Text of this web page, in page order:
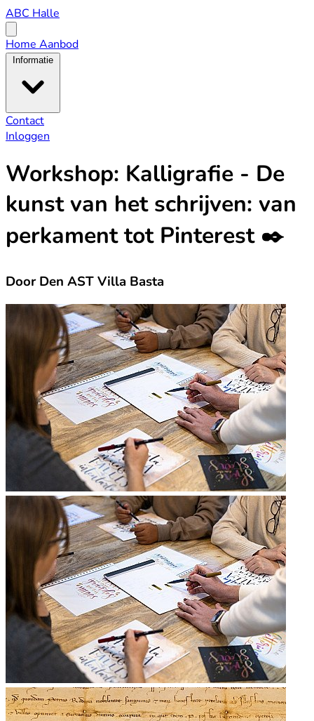
ABC
Halle
ABC Halle
menu
Home Aanbod
Informatie
Contact
Inloggen
Workshop: Kalligrafie - De
kunst van het schrijven: van
perkament tot Pinterest ✒️
Door Den AST Villa Basta